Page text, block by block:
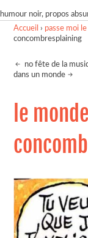
humour noir, propos
Accueil › passe moi le
concombresplaining
no fête de la
dans un monde
le